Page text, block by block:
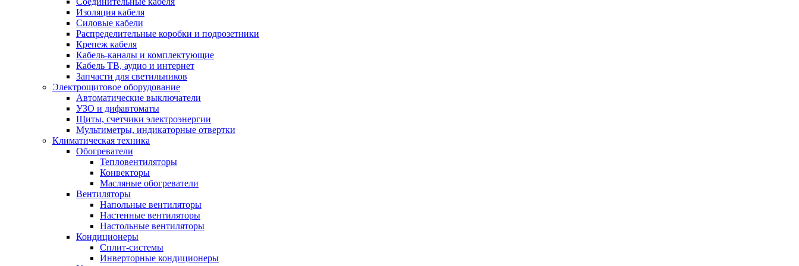
Изоляция кабеля
Силовые кабели
Распределительные коробки и подрозетники
Крепеж кабеля
Кабель-каналы и комплектующие
Кабель ТВ, аудио и интернет
Запчасти для светильников
Электрощитовое оборудование
Автоматические выключатели
УЗО и дифавтоматы
Щиты, счетчики электроэнергии
Мультиметры, индикаторные отвертки
Климатическая техника
Обогреватели
Тепловентиляторы
Конвекторы
Масляные обогреватели
Вентиляторы
Напольные вентиляторы
Настенные вентиляторы
Настольные вентиляторы
Кондиционеры
Сплит-системы
Инверторные кондиционеры